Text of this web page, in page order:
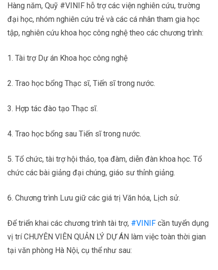
Hàng năm, Quỹ #VINIF hỗ trợ các viện nghiên cứu, trường
đại học, nhóm nghiên cứu trẻ và các cá nhân tham gia học
tập, nghiên cứu khoa học công nghệ theo các chương trình:
1. Tài trợ Dự án Khoa học công nghệ
2. Trao học bổng Thạc sĩ, Tiến sĩ trong nước.
3. Hợp tác đào tạo Thạc sĩ.
4. Trao học bổng sau Tiến sĩ trong nước.
5. Tổ chức, tài trợ hội thảo, tọa đàm, diễn đàn khoa học. Tổ
chức các bài giảng đại chúng, giáo sư thỉnh giảng.
6. Chương trình Lưu giữ các giá trị Văn hóa, Lịch sử.
Để triển khai các chương trình tài trợ, #VINIF cần tuyển dụng
vị trí CHUYÊN VIÊN QUẢN LÝ DỰ ÁN làm việc toàn thời gian
tại văn phòng Hà Nội, cụ thể như sau: